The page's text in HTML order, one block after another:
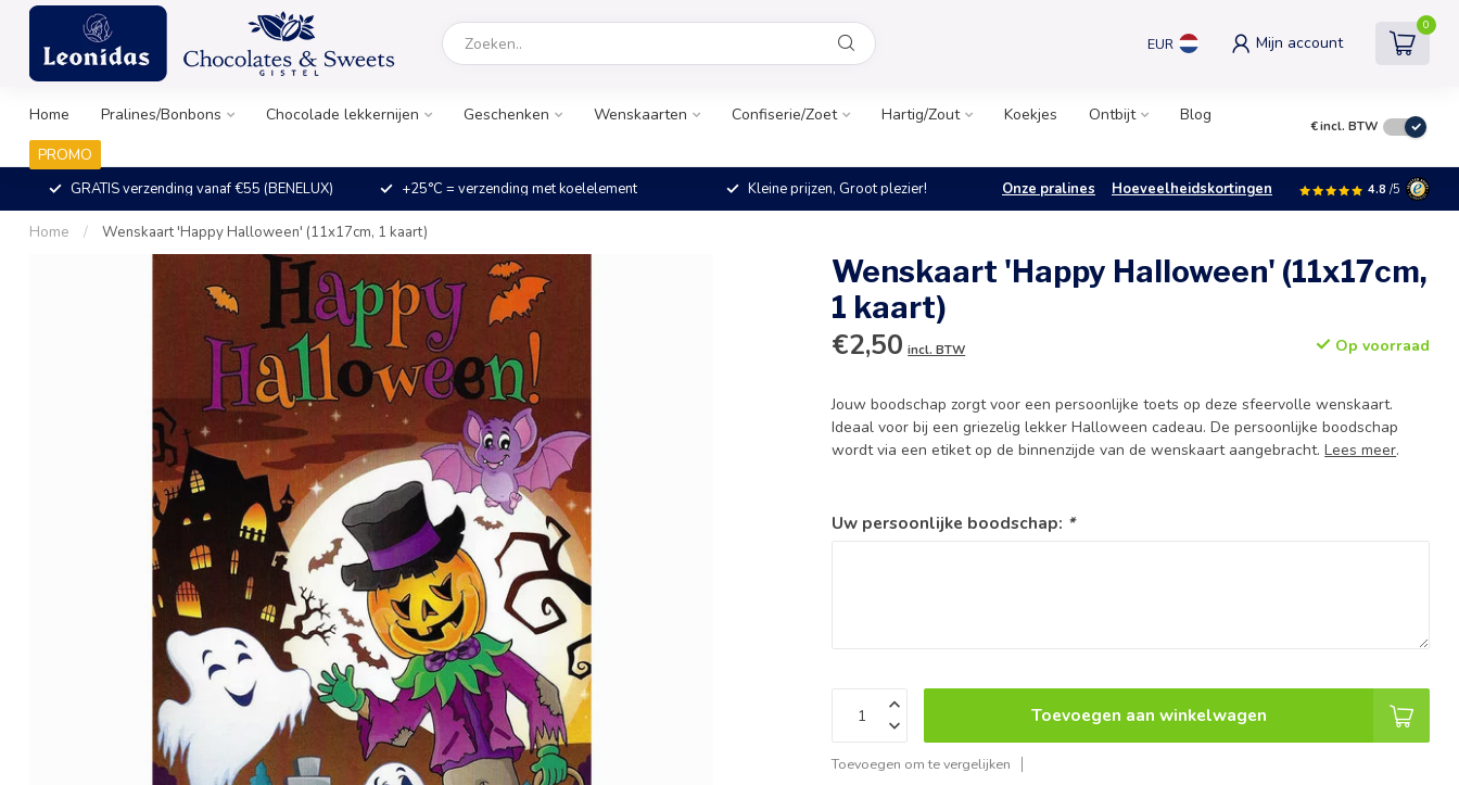
EUR Mijn account
0
Home Pralines/Bonbons Chocolade lekkernijen Geschenken Wenskaarten Confiserie/Zoet Hartig/Zout Koekjes Ontbijt
Blog
PROMO
€incl. BTW
GRATIS verzending vanaf €55 (BENELUX) +25°C = verzending met koelelement Kleine prijzen, Groot plezier! Onze pralines Hoeveelheidskortingen 4.8 /5
Home / Wenskaart 'Happy Halloween' (11x17cm, 1 kaart)
Wenskaart 'Happy Halloween' (11x17cm,
1 kaart)
€2,50 incl. BTW Op voorraad
Jouw boodschap zorgt voor een persoonlijke toets op deze sfeervolle wenskaart.
Ideaal voor bij een griezelig lekker Halloween cadeau. De persoonlijke boodschap
wordt via een etiket op de binnenzijde van de wenskaart aangebracht.Lees meer.
Uw persoonlijke boodschap: *
Toevoegen aan winkelwagen
Toevoegen om te vergelijken